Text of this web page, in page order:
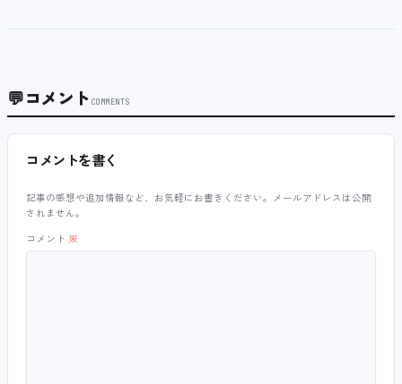
💬コメント COMMENTS
コメントを書く
記事の感想や追加情報など、お気軽にお書きください。メールアドレスは公開
されません。
コメント ※